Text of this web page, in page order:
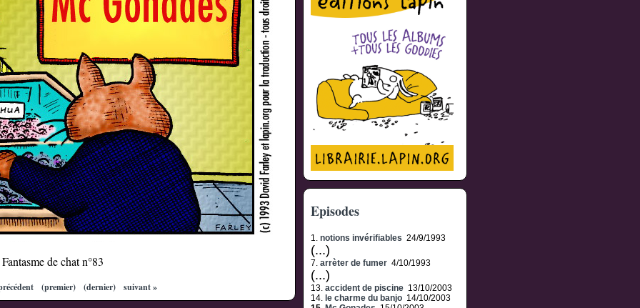
Fantasme de chat n°83
(premier) (dernier) suivant »
Episodes
1. notions invérifiables 24/9/1993
(...)
7. arrèter de fumer 4/10/1993
(...)
13. accident de piscine 13/10/2003
14. le charme du banjo 14/10/2003